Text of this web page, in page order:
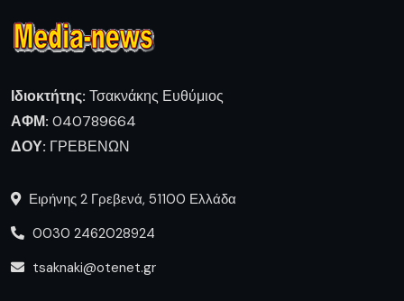
Ιδιοκτήτης: Τσακνάκης Ευθύμιος
ΑΦΜ: 040789664
ΔΟΥ: ΓΡΕΒΕΝΩΝ
Ειρήνης 2 Γρεβενά, 51100 Ελλάδα
0030 2462028924
tsaknaki@otenet.gr